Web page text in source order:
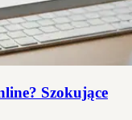
Szokujące